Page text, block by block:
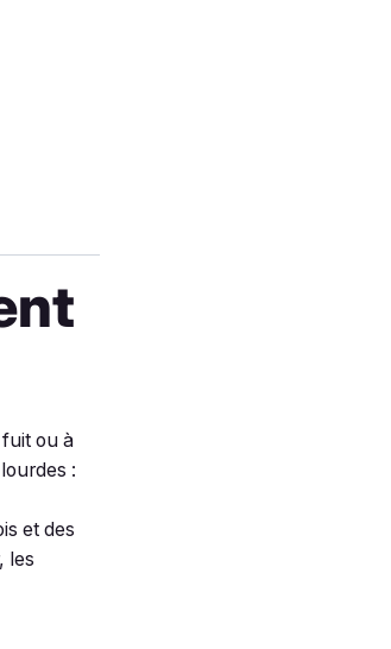
ou à
:
et des
les